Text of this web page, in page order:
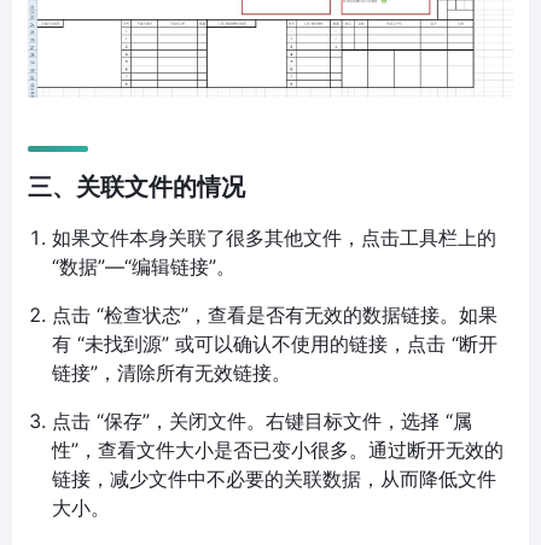
三、关联文件的情况
如果文件本身关联了很多其他文件，点击工具栏上的
“数据”—“编辑链接”。
点击 “检查状态”，查看是否有无效的数据链接。如果
有 “未找到源” 或可以确认不使用的链接，点击 “断开
链接”，清除所有无效链接。
点击 “保存”，关闭文件。右键目标文件，选择 “属
性”，查看文件大小是否已变小很多。通过断开无效的
链接，减少文件中不必要的关联数据，从而降低文件
大小。